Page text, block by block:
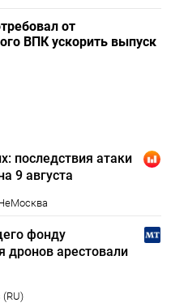
от
ВПК ускорить выпуск